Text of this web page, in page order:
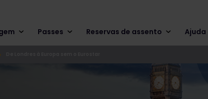
Passes Reservas de assento Ajuda